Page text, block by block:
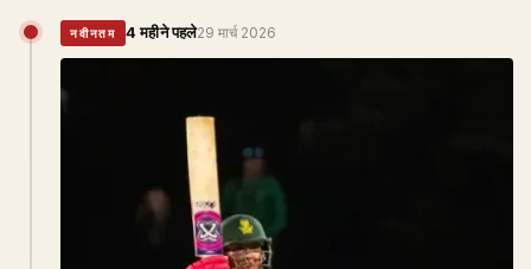
नवीनतम 4 महीने पहले29 मार्च 2026